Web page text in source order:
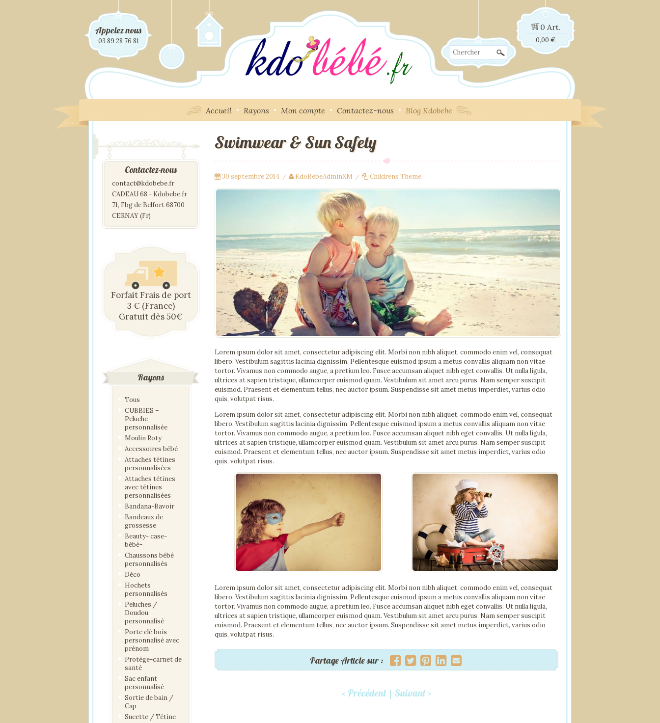
Appelez nous
03 89 28 76 81
Chercher
0 Art.
0,00 €
Accueil Rayons Mon compte Contactez-nous Blog Kdobebe
Swimwear & Sun Safety
30 septembre 2014 / KdoBebeAdminXM / Childrens Theme
Lorem ipsum dolor sit amet, consectetur adipiscing elit. Morbi non nibh aliquet, commodo enim vel, consequat
libero. Vestibulum sagittis lacinia dignissim. Pellentesque euismod ipsum a metus convallis aliquam non vitae
tortor. Vivamus non commodo augue, a pretium leo. Fusce accumsan aliquet nibh eget convallis. Ut nulla ligula,
ultrices at sapien tristique, ullamcorper euismod quam. Vestibulum sit amet arcu purus. Nam semper suscipit
euismod. Praesent et elementum tellus, nec auctor ipsum. Suspendisse sit amet metus imperdiet, varius odio
quis, volutpat risus.
Lorem ipsum dolor sit amet, consectetur adipiscing elit. Morbi non nibh aliquet, commodo enim vel, consequat
libero. Vestibulum sagittis lacinia dignissim. Pellentesque euismod ipsum a metus convallis aliquam non vitae
tortor. Vivamus non commodo augue, a pretium leo. Fusce accumsan aliquet nibh eget convallis. Ut nulla ligula,
ultrices at sapien tristique, ullamcorper euismod quam. Vestibulum sit amet arcu purus. Nam semper suscipit
euismod. Praesent et elementum tellus, nec auctor ipsum. Suspendisse sit amet metus imperdiet, varius odio
quis, volutpat risus.
Lorem ipsum dolor sit amet, consectetur adipiscing elit. Morbi non nibh aliquet, commodo enim vel, consequat
libero. Vestibulum sagittis lacinia dignissim. Pellentesque euismod ipsum a metus convallis aliquam non vitae
tortor. Vivamus non commodo augue, a pretium leo. Fusce accumsan aliquet nibh eget convallis. Ut nulla ligula,
ultrices at sapien tristique, ullamcorper euismod quam. Vestibulum sit amet arcu purus. Nam semper suscipit
euismod. Praesent et elementum tellus, nec auctor ipsum. Suspendisse sit amet metus imperdiet, varius odio
quis, volutpat risus.
Partage Article sur :
< Précédent | Suivant >
Contactez-nous
contact@kdobebe.fr
CADEAU 68 - Kdobebe.fr
71, Fbg de Belfort 68700
CERNAY (Fr)
Forfait Frais de port
3 € (France)
Gratuit dès 50€
Rayons
Tous
CUBBIES –
Peluche
personnalisée
Moulin Roty
Accessoires bébé
Attaches tétines
personnalisées
Attaches tétines
avec tétines
personnalisées
Bandana-Bavoir
Bandeaux de
grossesse
Beauty- case-
bébé-
Chaussons bébé
personnalisés
Déco
Hochets
personnalisés
Peluches /
Doudou
personnalisé
Porte clé bois
personnalisé avec
prénom
Protège-carnet de
santé
Sac enfant
personnalisé
Sortie de bain /
Cap
Sucette / Tétine